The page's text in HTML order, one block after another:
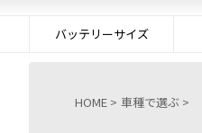
バッテリーサイズ
HOME > 車種で選ぶ >